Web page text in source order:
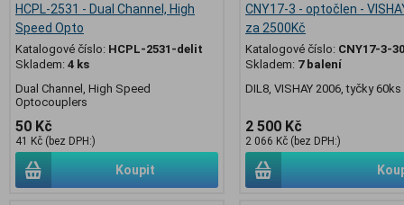
HCPL-2531 - Dual Channel, High
Speed Opto
Katalogové číslo: HCPL-2531-delit
Skladem: 4 ks
Dual Channel, High Speed
Optocouplers
50 Kč
41 Kč (bez DPH:)
Koupit
CNY17-3 - optočlen -
za 2500Kč
Katalogové číslo: CNY17-3-
Skladem: 7 balení
DIL8, VISHAY 2006, tyčky 60ks
2 500 Kč
2 066 Kč (bez DPH:)